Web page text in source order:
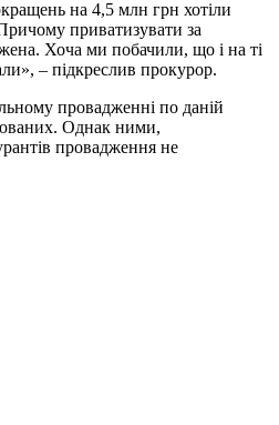
на 4,5 млн грн хотіли
приватизувати за
Хоча ми побачили, що і на ті
– підкреслив прокурор.
провадженні по даній
Однак ними,
провадження не